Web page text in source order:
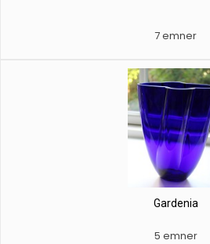
7 emner
Gardenia
5 emner